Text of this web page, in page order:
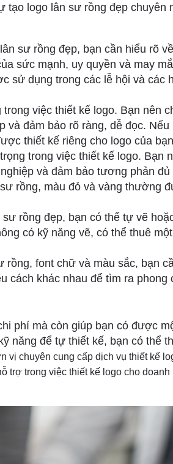
tạo logo lân sư rồng đẹp chuyên
sư rồng đẹp, bạn cần hiểu rõ
sức mạnh, uy quyền và may
sử dụng trong các lễ hội và các
việc thiết kế logo. Bạn nên
và đảm bảo rõ ràng, dễ đọc. Nếu
thiết kế riêng cho logo của
trong việc thiết kế logo. Bạn
và đảm bảo tương phản đủ
rồng, màu đỏ và vàng thường
rồng đẹp, bạn có thể tự vẽ
có kỹ năng vẽ, có thể thuê
rồng, font chữ và màu sắc, bạn
cách khác nhau để tìm ra phong
phí mà còn giúp bạn có được
năng để tự thiết kế, bạn có thể
vị chuyên cung cấp dịch vụ thiết kế
trợ trong việc thiết kế logo cho doanh